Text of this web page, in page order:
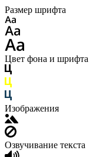
Размер шрифта
Цвет фона и шрифта
Изображения
Озвучивание текста